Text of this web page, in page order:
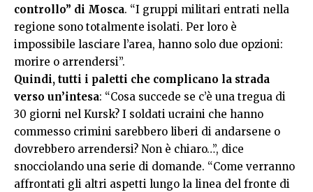
controllo” di Mosca. “I gruppi militari entrati nella
regione sono totalmente isolati. Per loro è
impossibile lasciare l’area, hanno solo due opzioni:
morire o arrendersi”.
Quindi, tutti i paletti che complicano la strada
verso un’intesa: “Cosa succede se c’è una tregua di
30 giorni nel Kursk? I soldati ucraini che hanno
commesso crimini sarebbero liberi di andarsene o
dovrebbero arrendersi? Non è chiaro…”, dice
snocciolando una serie di domande. “Come verranno
affrontati gli altri aspetti lungo la linea del fronte di